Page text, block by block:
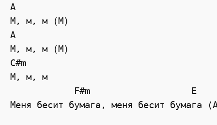
A
М, м, м (М)
A
М, м, м (М)
C#m
М, м, м
            F#m                   E